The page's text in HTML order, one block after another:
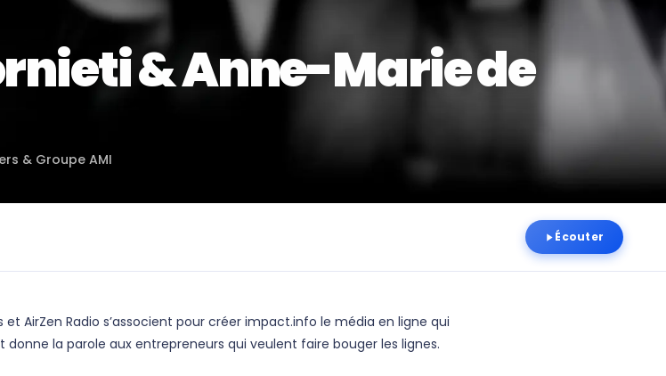
& Anne-Marie de
& Groupe AMI
Écouter
et AirZen Radio s’associent pour créer impact.info le média en ligne qui
la parole aux entrepreneurs qui veulent faire bouger les lignes.